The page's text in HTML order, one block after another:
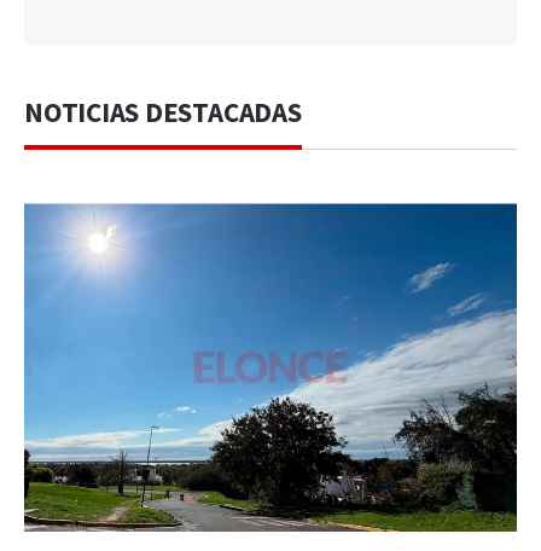
NOTICIAS DESTACADAS